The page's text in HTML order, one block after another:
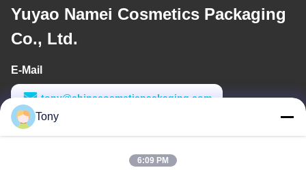
Yuyao Namei Cosmetics Packaging
Co., Ltd.
E-Mail
tony@chinacosmeticpackaging.com
Arbeitszeit
Tony
6:09 PM